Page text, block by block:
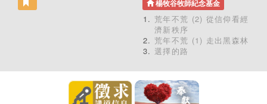
楊牧谷牧師紀念基金
荒年不荒 (2) 從信仰看經
濟新秩序
荒年不荒 (1) 走出黑森林
選擇的路